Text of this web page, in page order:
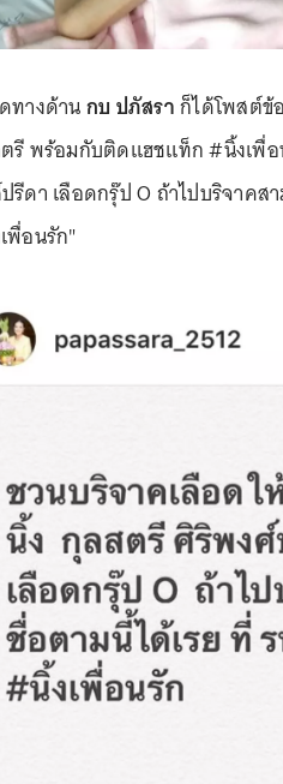
ทางด้านกบ ปภัสราก็ได้โพสต์ข้
รี พร้อมกับติดแฮชแท็ก #นิ้งเพื่อ
รีดา เลือดกรุ๊ป O ถ้าไปบริจาคส
พื่อนรัก"